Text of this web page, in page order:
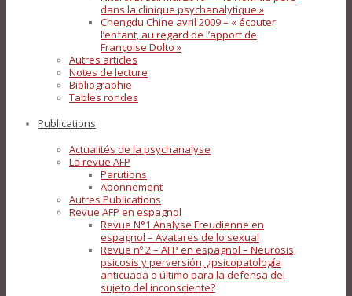
dans la clinique psychanalytique »
Chengdu Chine avril 2009 – « écouter
l’enfant, au regard de l’apport de
Françoise Dolto »
Autres articles
Notes de lecture
Bibliographie
Tables rondes
Publications
Actualités de la psychanalyse
La revue AFP
Parutions
Abonnement
Autres Publications
Revue AFP en espagnol
Revue N°1 Analyse Freudienne en
espagnol – Avatares de lo sexual
Revue nº 2 – AFP en espagnol – Neurosis,
psicosis y perversión, ¿psicopatología
anticuada o último para la defensa del
sujeto del inconsciente?